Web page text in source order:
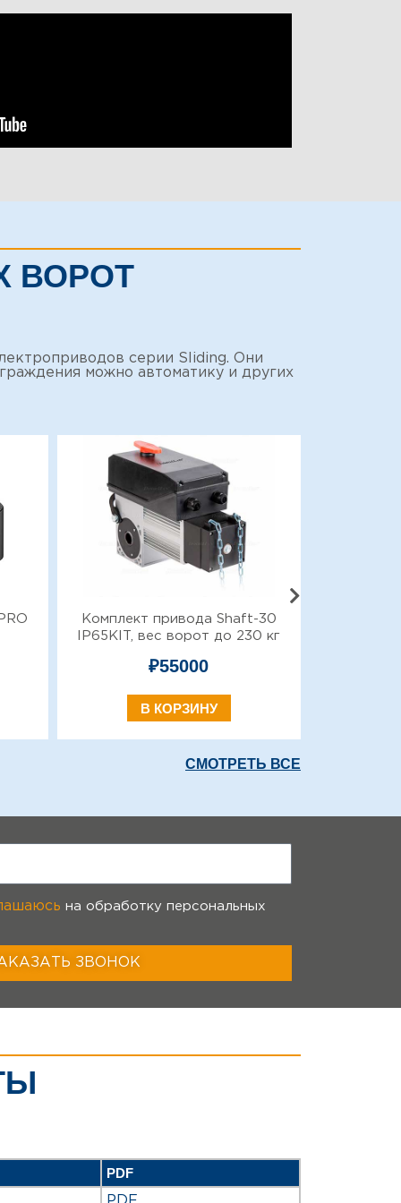
ВОРОТ
серии Sliding. Они
можно автоматику и других
Комплект привода Shaft-30
IP65KIT, вес ворот до 230 кг
₽55000
В КОРЗИНУ
СМОТРЕТЬ ВСЕ
на обработку персональных
ЗВОНОК
PDF